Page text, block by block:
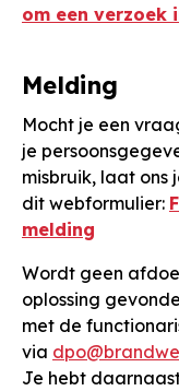
om een verzoek
Melding
Mocht je een
je
misbruik, laat
dit webformulier:
melding
Wordt geen
oplossing
met de
via
Je hebt